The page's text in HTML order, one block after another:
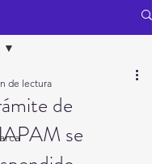
de
se
de lectura